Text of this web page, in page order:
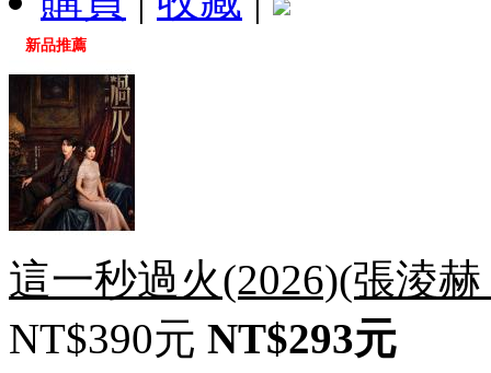
新品推薦
這一秒過火(2026)(張淩
NT$390元 NT$293元